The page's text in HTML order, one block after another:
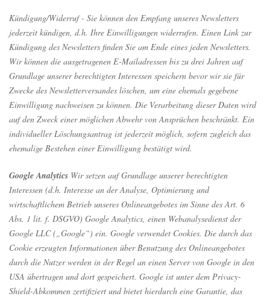
Kündigung/Widerruf - Sie können den Empfang unseres Newsletters
jederzeit kündigen, d.h. Ihre Einwilligungen widerrufen. Einen Link zur
Kündigung des Newsletters finden Sie am Ende eines jeden Newsletters.
Wir können die ausgetragenen E-Mailadressen bis zu drei Jahren auf
Grundlage unserer berechtigten Interessen speichern bevor wir sie für
Zwecke des Newsletterversandes löschen, um eine ehemals gegebene
Einwilligung nachweisen zu können. Die Verarbeitung dieser Daten wird
auf den Zweck einer möglichen Abwehr von Ansprüchen beschränkt. Ein
individueller Löschungsantrag ist jederzeit möglich, sofern zugleich das
ehemalige Bestehen einer Einwilligung bestätigt wird.
Google Analytics Wir setzen auf Grundlage unserer berechtigten
Interessen (d.h. Interesse an der Analyse, Optimierung und
wirtschaftlichem Betrieb unseres Onlineangebotes im Sinne des Art. 6
Abs. 1 lit. f. DSGVO) Google Analytics, einen Webanalysedienst der
Google LLC („Google“) ein. Google verwendet Cookies. Die durch das
Cookie erzeugten Informationen über Benutzung des Onlineangebotes
durch die Nutzer werden in der Regel an einen Server von Google in den
USA übertragen und dort gespeichert. Google ist unter dem Privacy-
Shield-Abkommen zertifiziert und bietet hierdurch eine Garantie, das